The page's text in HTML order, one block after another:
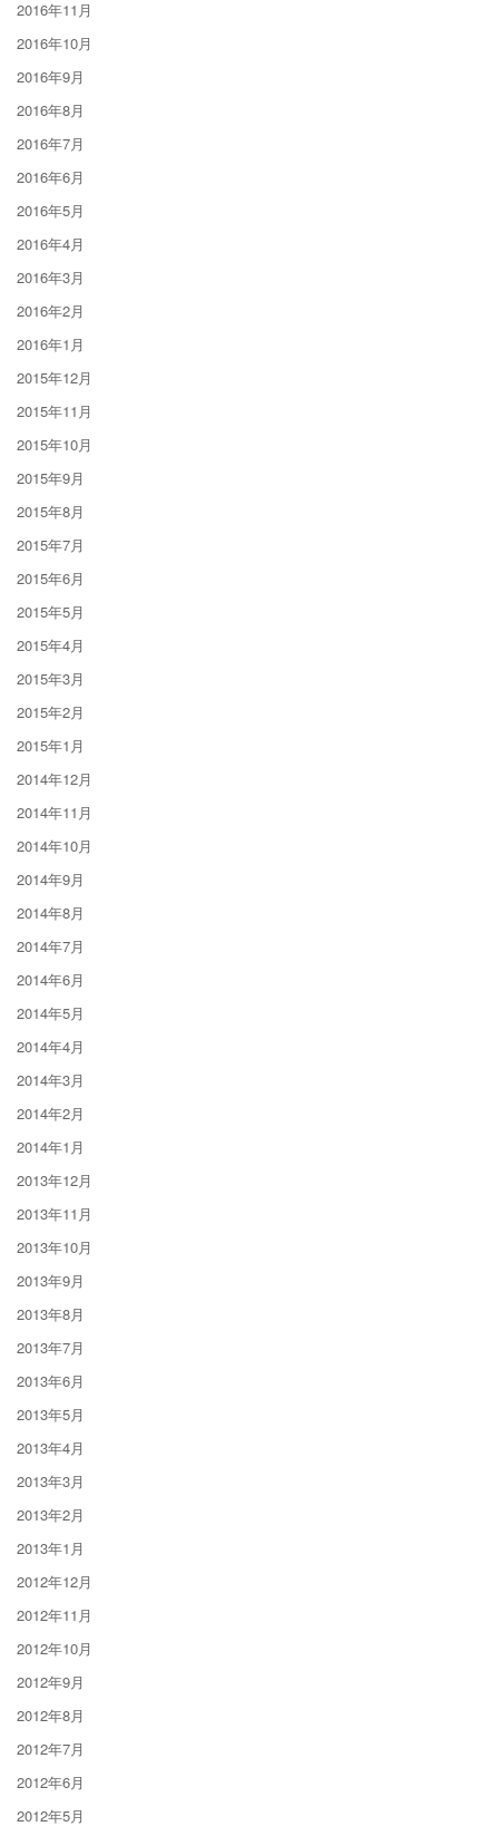
2016年11月
2016年10月
2016年9月
2016年8月
2016年7月
2016年6月
2016年5月
2016年4月
2016年3月
2016年2月
2016年1月
2015年12月
2015年11月
2015年10月
2015年9月
2015年8月
2015年7月
2015年6月
2015年5月
2015年4月
2015年3月
2015年2月
2015年1月
2014年12月
2014年11月
2014年10月
2014年9月
2014年8月
2014年7月
2014年6月
2014年5月
2014年4月
2014年3月
2014年2月
2014年1月
2013年12月
2013年11月
2013年10月
2013年9月
2013年8月
2013年7月
2013年6月
2013年5月
2013年4月
2013年3月
2013年2月
2013年1月
2012年12月
2012年11月
2012年10月
2012年9月
2012年8月
2012年7月
2012年6月
2012年5月